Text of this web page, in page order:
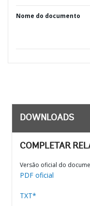
Nome do documento
DOWNLOADS
COMPLETAR
Versão oficial do
PDF oficial
TXT*